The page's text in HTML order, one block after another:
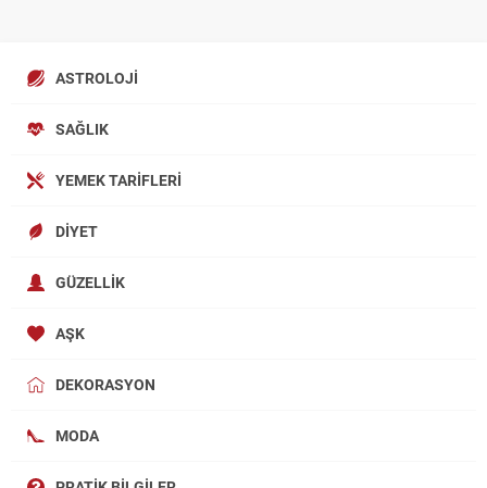
ASTROLOJI
SAĞLIK
YEMEK TARIFLERI
DIYET
GÜZELLIK
AŞK
DEKORASYON
MODA